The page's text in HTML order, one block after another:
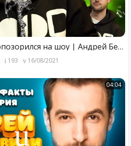
Выдумал историю - опозорился на шоу | Андрей Бебуришвили на ЧТО БЫЛО ДАЛЬШЕ?
193 16/08/2021
04:04